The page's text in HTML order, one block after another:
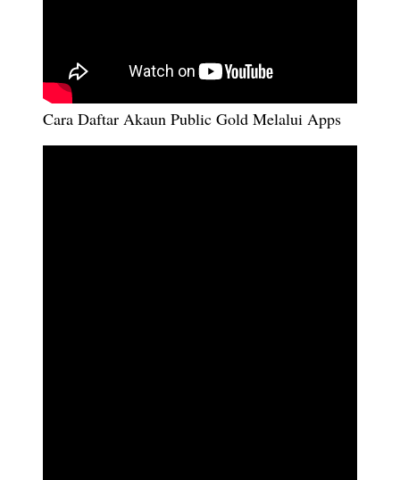
Cara Daftar Akaun Public Gold Melalui Apps